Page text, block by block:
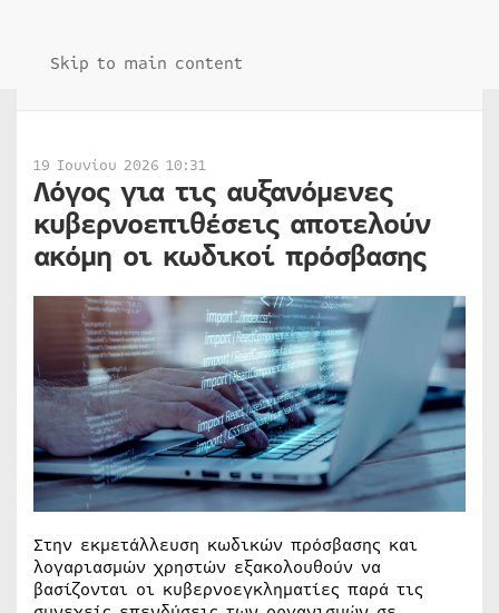
Skip to main content
19 Ιουνίου 2026 10:31
Λόγος για τις αυξανόμενες
κυβερνοεπιθέσεις αποτελούν
ακόμη οι κωδικοί πρόσβασης
Στην εκμετάλλευση κωδικών πρόσβασης και
λογαριασμών χρηστών εξακολουθούν να
βασίζονται οι κυβερνοεγκληματίες παρά τις